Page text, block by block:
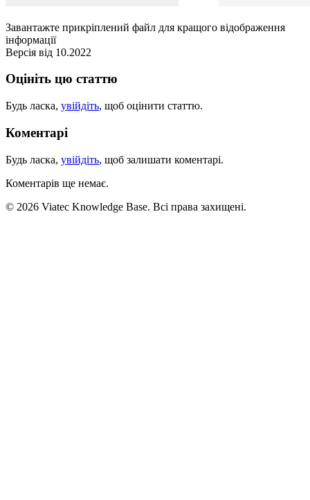
Завантажте прикріплений файл для кращого відображення
інформації
Версія від 10.2022
Оцініть цю статтю
Будь ласка, увійдіть, щоб оцінити статтю.
Коментарі
Будь ласка, увійдіть, щоб залишати коментарі.
Коментарів ще немає.
© 2026 Viatec Knowledge Base. Всі права захищені.